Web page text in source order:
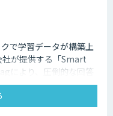
で学習データが構築上
が提供する「Smart
により、圧倒的な回答
回答精度が悪い時は管
ができる、簡単でかつ